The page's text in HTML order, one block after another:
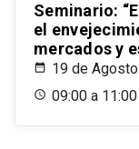
Seminario:
el
mercados y
19 de
09:00 a